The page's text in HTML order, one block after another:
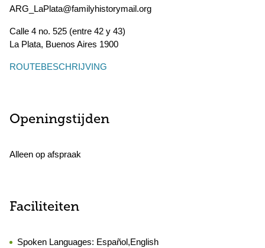
ARG_LaPlata@familyhistorymail.org
Calle 4 no. 525 (entre 42 y 43)
La Plata, Buenos Aires 1900
ROUTEBESCHRIJVING
Openingstijden
Alleen op afspraak
Faciliteiten
Spoken Languages: Español,English